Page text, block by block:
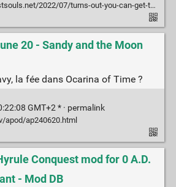
07/turns-out-you-can-get-the-triforce-in-ocarina-of-time-sort-of.html
20 - Sandy and the Moon
la fée dans Ocarina of Time ?
GMT+2 * · permalink
apod/ap240620.html
Conquest mod for 0 A.D.
- Mod DB